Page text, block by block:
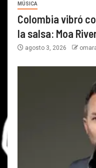
MÚSICA
Colombia vibró
la salsa: Moa
agosto 3, 2026